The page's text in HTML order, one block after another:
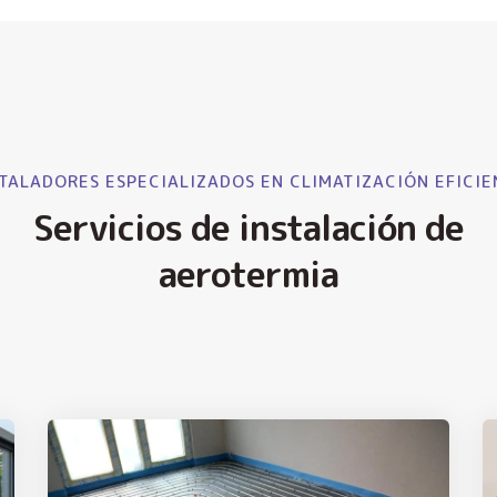
ESPECIALIZADOS EN CLIMATIZACIÓN
Servicios de instalación de
aerotermia